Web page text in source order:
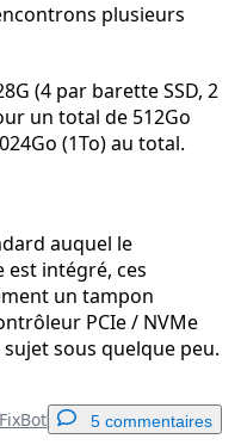
plusieurs
(4 par barette SSD, 2
un total de 512Go
(1To) au total.
auquel le
intégré, ces
un tampon
PCIe / NVMe
sous quelque peu.
5 commentaires